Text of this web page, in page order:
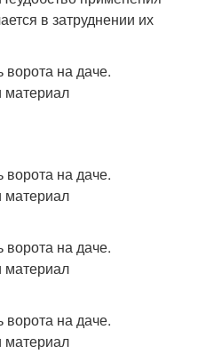
в затруднении их